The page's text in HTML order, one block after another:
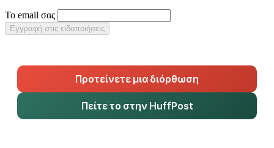
Το email σας
Εγγραφή στις ειδοποιήσεις
Προτείνετε μια διόρθωση
Πείτε το στην HuffPost